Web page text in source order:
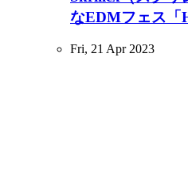
なEDMフェス「
Fri, 21 Apr 2023